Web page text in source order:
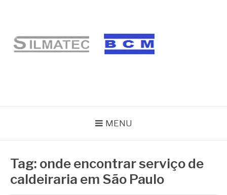
conteúdo
MENU
Tag: onde encontrar serviço de
caldeiraria em São Paulo